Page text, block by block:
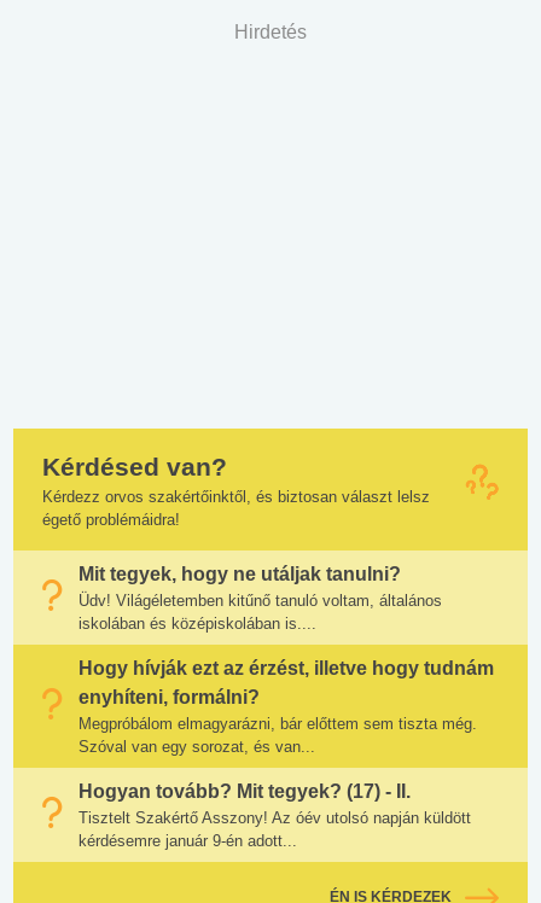
Hirdetés
Kérdésed van?
Kérdezz orvos szakértőinktől, és biztosan választ lelsz
égető problémáidra!
Mit tegyek, hogy ne utáljak tanulni?
Üdv! Világéletemben kitűnő tanuló voltam, általános
iskolában és középiskolában is....
Hogy hívják ezt az érzést, illetve hogy tudnám
enyhíteni, formálni?
Megpróbálom elmagyarázni, bár előttem sem tiszta még.
Szóval van egy sorozat, és van...
Hogyan tovább? Mit tegyek? (17) - II.
Tisztelt Szakértő Asszony! Az óév utolsó napján küldött
kérdésemre január 9-én adott...
ÉN IS KÉRDEZEK